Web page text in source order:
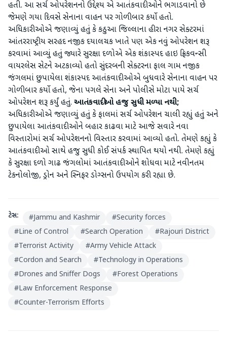
હતી. આ સર્ચ ઓપરેશનનો ઉદ્દેશ્ય એ આતંકવાદીઓને ભગાડવાનો છે
જેમણે ગયા દિવસે સેનાના વાહન પર ગોળીબાર કર્યો હતો.
અધિકારીઓએ જણાવ્યું હતું કે કઠુઆ જિલ્લાના હીરા નગર સેક્ટરમાં
આંતરરાષ્ટ્રીય સરહદ નજીક દયાલચક ખાતે પણ એક નવું ઓપરેશન શરૂ
કરવામાં આવ્યું હતું જ્યારે સુરક્ષા દળોએ એક શંકાસ્પદ હાઇ ફ્રિકવન્સી
વાયરલેસ સેટને અટકાવ્યો હતો સુંદરબની સેક્ટરના ફાલ ગામ નજીક
જંગલમાં છુપાયેલા શંકાસ્પદ આતંકવાદીઓએ બુધવારે સેનાના વાહન પર
ગોળીબાર કર્યો હતો, જેના પગલે સેના અને પોલીસે મોટા પાયે સર્ચ
ઓપરેશન શરૂ કર્યું હતું. આતંકવાદીઓ હજુ સુધી મળ્યા નથી;
અધિકારીઓએ જણાવ્યું હતું કે ફાલમાં સર્ચ ઓપરેશન ચાલી રહ્યું હતું અને
છુપાયેલા આતંકવાદીઓને બહાર કાઢવા માટે આજે સવારે નવા
વિસ્તારોમાં સર્ચ ઓપરેશનનો વિસ્તાર કરવામાં આવ્યો હતો. તેમણે કહ્યું કે
આતંકવાદીઓ સાથે હજુ સુધી કોઈ સંપર્ક સ્થાપિત થયો નથી. તેમણે કહ્યું
કે સુરક્ષા દળો ગાઢ જંગલોમાં આતંકવાદીઓને શોધવા માટે નવીનતમ
ટેકનોલોજી, ડ્રોન અને સ્નિફર ડોગ્સનો ઉપયોગ કરી રહ્યા છે.
ટેગ્સ: #Jammu and Kashmir #Security forces
#Line of Control #Search Operation #Rajouri District
#Terrorist Activity #Army Vehicle Attack
#Cordon and Search #Technology in Operations
#Drones and Sniffer Dogs #Forest Operations
#Law Enforcement Response
#Counter-Terrorism Efforts